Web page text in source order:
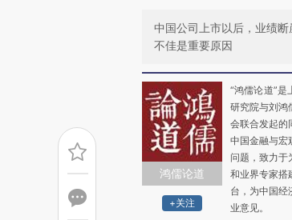
中国公司上市以后，业绩
不佳是重要原因
鸿儒论道
+关注
“鸿儒论道”是
研究院与刘鸿
会联合发起的
中国金融与宏
问题，致力于
和业界专家搭
台，为中国经
业意见。